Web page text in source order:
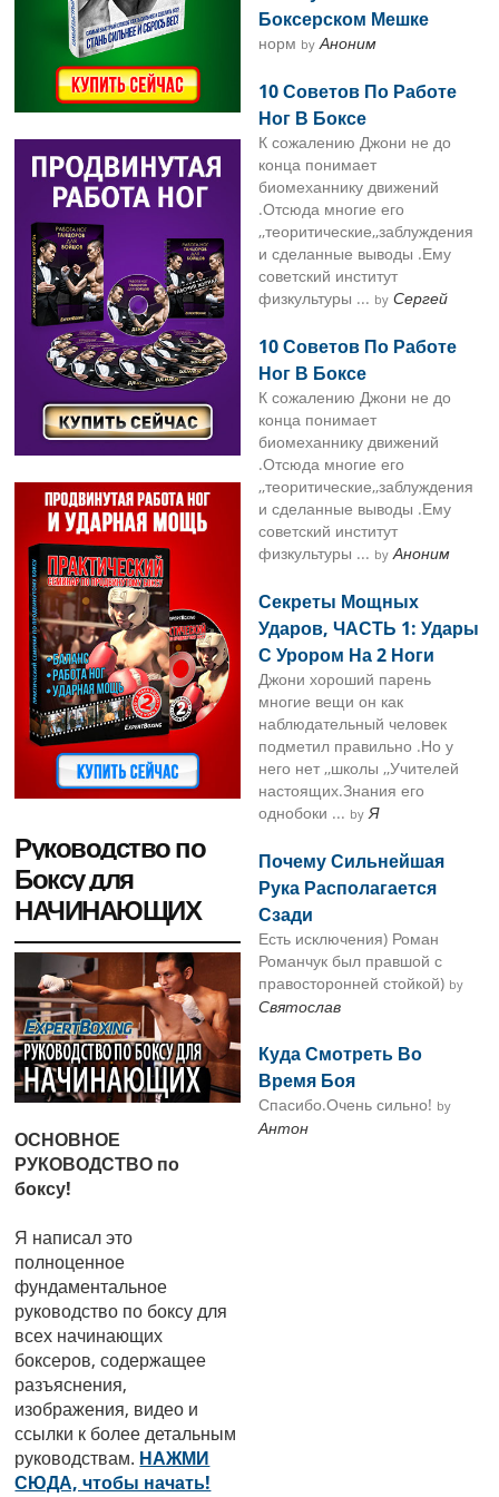
Руководство по
Боксу для
НАЧИНАЮЩИХ
ОСНОВНОЕ
РУКОВОДСТВО по
боксу!
Я написал это
полноценное
фундаментальное
руководство по боксу для
всех начинающих
боксеров, содержащее
разъяснения,
изображения, видео и
ссылки к более детальным
руководствам. НАЖМИ
СЮДА, чтобы начать!
Боксерском Мешке
норм by Аноним
10 Советов По Работе
Ног В Боксе
К сожалению Джони не до
конца понимает
биомеханнику движений
.Отсюда многие его
,,теоритические,,заблуждения
и сделанные выводы .Ему
советский институт
физкультуры ... by Сергей
10 Советов По Работе
Ног В Боксе
К сожалению Джони не до
конца понимает
биомеханнику движений
.Отсюда многие его
,,теоритические,,заблуждения
и сделанные выводы .Ему
советский институт
физкультуры ... by Аноним
Секреты Мощных
Ударов, ЧАСТЬ 1: Удары
С Урором На 2 Ноги
Джони хороший парень
многие вещи он как
наблюдательный человек
подметил правильно .Но у
него нет ,,школы ,,Учителей
настоящих.Знания его
однобоки ... by Я
Почему Сильнейшая
Рука Располагается
Сзади
Есть исключения) Роман
Романчук был правшой с
правосторонней стойкой) by
Святослав
Куда Смотреть Во
Время Боя
Спасибо.Очень сильно! by
Антон